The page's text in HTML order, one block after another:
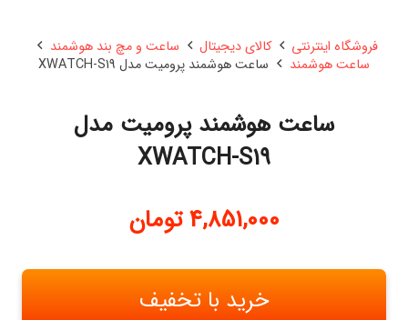
فروشگاه اینترنتی کالای دیجیتال
ساعت و مچ بند هوشمند
ساعت هوشمند
ساعت هوشمند پرومیت مدل XWATCH-S19
ساعت هوشمند پرومیت مدل
XWATCH-S19
4,851,000 تومان
خرید با تخفیف